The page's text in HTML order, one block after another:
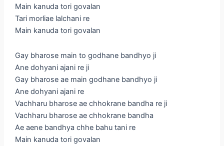
Main kanuda tori govalan
Tari morliae lalchani re
Main kanuda tori govalan
Gay bharose main to godhane bandhyo ji
Ane dohyani ajani re ji
Gay bharose ae main godhane bandhyo ji
Ane dohyani ajani re
Vachharu bharose ae chhokrane bandha re ji
Vachharu bharose ae chhokrane bandha
Ae aene bandhya chhe bahu tani re
Main kanuda tori govalan